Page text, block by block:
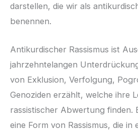
darstellen, die wir als
benennen.
Antikurdischer Rassismus ist
jahrzehntelangen
von Exklusion, Verfolgung,
Genoziden erzählt, welche ihre
rassistischer Abwertung finden.
eine Form von Rassismus, die in